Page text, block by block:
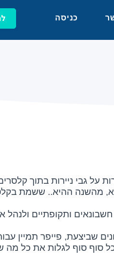
כניסה
על גבי ניירות בתוך
מהשנה ההיא.. ששמת
ותקופתיים ולנהל
שביצעת, פייפר תמיין
סוף סוף לגלות את כל מה